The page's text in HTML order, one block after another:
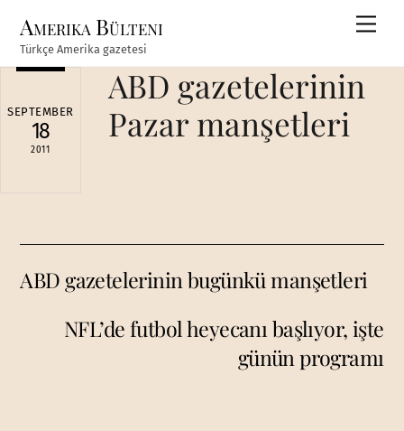
content
Amerika Bülteni
Türkçe Amerika gazetesi
SEPTEMBER
18
2011
ABD gazetelerinin
Pazar manşetleri
ABD gazetelerinin bugünkü manşetleri
NFL’de futbol heyecanı başlıyor, işte
günün programı